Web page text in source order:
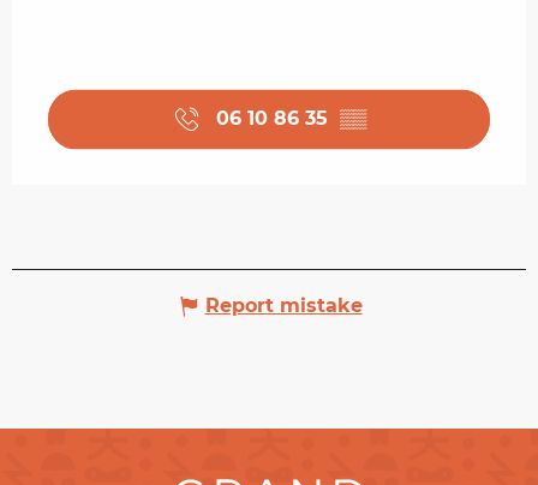
06 10 86 35 ▒▒
Report mistake